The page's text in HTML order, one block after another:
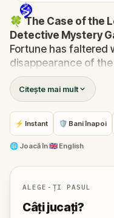
🍀The Case of the
Detective Mystery
Fortune has faltered
disappearance of
spirals into
bakery's ovens
this enigma.
Was it the reticent
mischievous past?
owner last seen with
the town's misfortune?
Citește mai mult
⚡ Instant 🛡 Bani înapoi
🌐 Joacă în🇬🇧 English
ALEGE-ȚI PASUL
Câți jucați?